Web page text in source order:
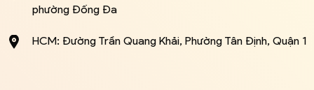
phường Đống Đa
HCM: Đường Trần Quang Khải, Phường Tân Định, Quận 1